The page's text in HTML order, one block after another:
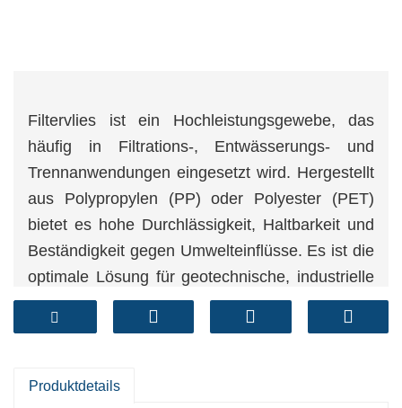
Filtervlies ist ein Hochleistungsgewebe, das
häufig in Filtrations-, Entwässerungs- und
Trennanwendungen eingesetzt wird. Hergestellt
aus Polypropylen (PP) oder Polyester (PET)
bietet es hohe Durchlässigkeit, Haltbarkeit und
Beständigkeit gegen Umwelteinflüsse. Es ist die
optimale Lösung für geotechnische, industrielle
und umwelttechnische Aufgaben, die eine
zuverlässige Filtration und Bodenstabilisierung
-Kostengünstige Lösung
Produktdetails